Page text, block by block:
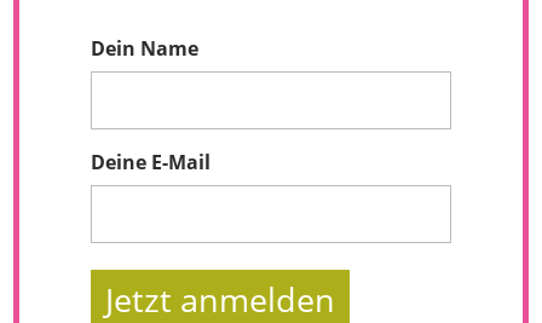
Dein Name
Deine E-Mail
Jetzt anmelden